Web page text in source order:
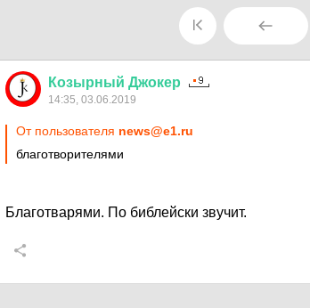
Козырный Джокер
14:35, 03.06.2019
От пользователя news@e1.ru
благотворителями
Благотварями. По библейски звучит.